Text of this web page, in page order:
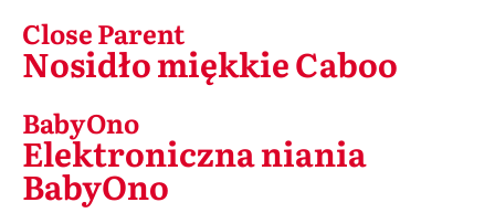
Close Parent
Nosidło miękkie Caboo
BabyOno
Elektroniczna niania
BabyOno